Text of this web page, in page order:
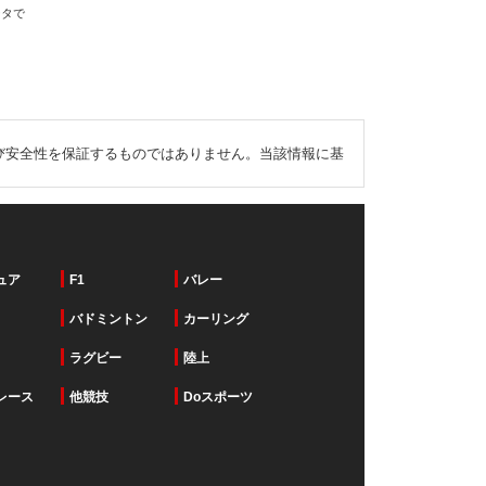
で
全性を保証するものではありません。当該情報に基
ア F1 バレー
バドミントン カーリング
ラグビー 陸上
ース 他競技 Doスポーツ